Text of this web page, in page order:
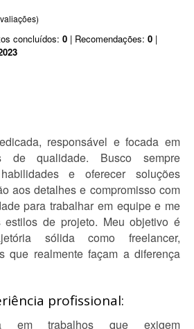
concluídos: 0 | Recomendações: 0 |
responsável e focada em
de qualidade. Busco sempre
e oferecer soluções
aos detalhes e compromisso com
para trabalhar em equipe e me
estilos de projeto. Meu objetivo é
sólida como freelancer,
que realmente façam a diferença
profissional:
em trabalhos que exigem